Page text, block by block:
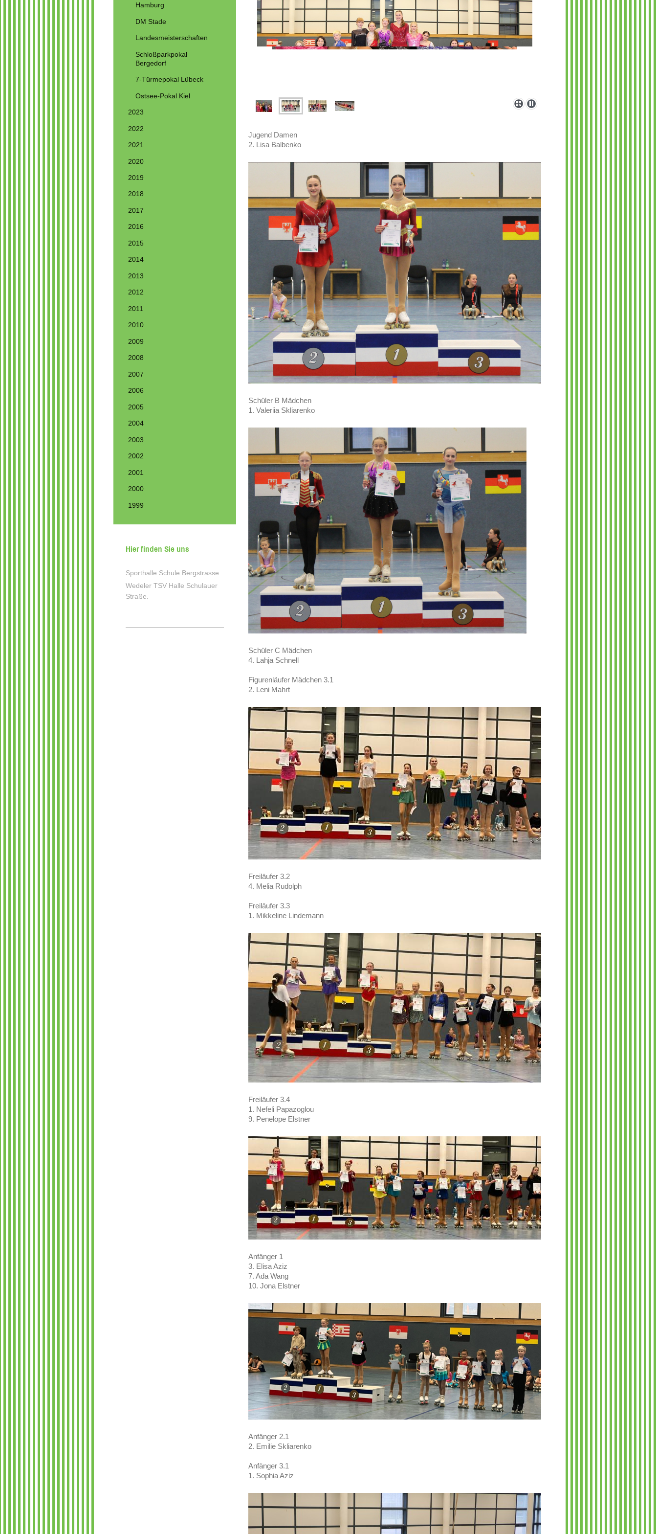
Jugend Damen
2. Lisa Balbenko
Schüler B Mädchen
1. Valeriia Skliarenko
Schüler C Mädchen
4. Lahja Schnell
Figurenläufer Mädchen 3.1
2. Leni Mahrt
Freiläufer 3.2
4. Melia Rudolph
Freiläufer 3.3
1. Mikkeline Lindemann
Freiläufer 3.4
1. Nefeli Papazoglou
9. Penelope Elstner
Anfänger 1
3. Elisa Aziz
7. Ada Wang
10. Jona Elstner
Anfänger 2.1
2. Emilie Skliarenko
Anfänger 3.1
1. Sophia Aziz
Hamburg
DM Stade
Landesmeisterschaften
Schloßparkpokal
Bergedorf
7-Türmepokal Lübeck
Ostsee-Pokal Kiel
2023
2022
2021
2020
2019
2018
2017
2016
2015
2014
2013
2012
2011
2010
2009
2008
2007
2006
2005
2004
2003
2002
2001
2000
1999
Hier finden Sie uns
Sporthalle Schule Bergstrasse
Wedeler TSV Halle Schulauer
Straße.